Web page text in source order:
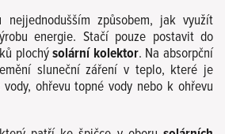
způsobem, jak využít
energie. Stačí pouze postavit do
plochýsolární kolektor. Na absorpční
sluneční záření v teplo, které je
ohřevu topné vody nebo k ohřevu